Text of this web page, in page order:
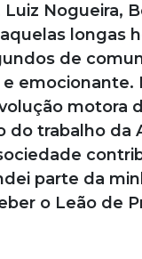
Nogueira,
longas
de
emocionante.
motora
do trabalho da
parte da
o Leão de